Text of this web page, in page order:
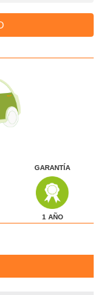
GARANTÍA
1 AÑO